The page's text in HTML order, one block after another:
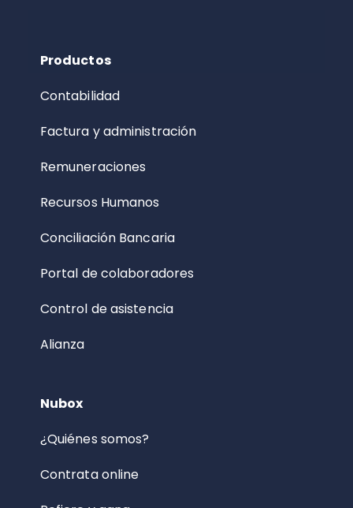
Productos
Contabilidad
Factura y administración
Remuneraciones
Recursos Humanos
Conciliación Bancaria
Portal de colaboradores
Control de asistencia
Alianza
Nubox
¿Quiénes somos?
Contrata online